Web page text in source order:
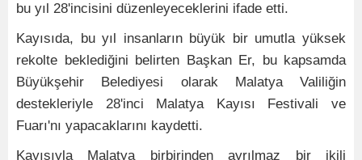
bu yıl 28'incisini düzenleyeceklerini ifade etti.
Kayısıda, bu yıl insanların büyük bir umutla yüksek
rekolte beklediğini belirten Başkan Er, bu kapsamda
Büyükşehir Belediyesi olarak Malatya Valiliğin
destekleriyle 28'inci Malatya Kayısı Festivali ve
Fuarı'nı yapacaklarını kaydetti.
Kayısıyla Malatya birbirinden ayrılmaz bir ikili